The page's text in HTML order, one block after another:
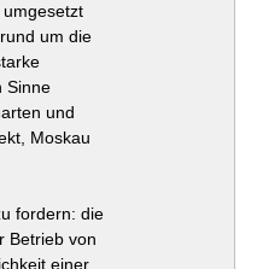
um die
Sinne
und
Moskau
fordern: die
Betrieb von
einer